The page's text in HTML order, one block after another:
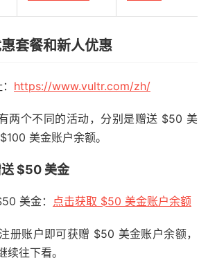
套餐和新人优惠
https://www.vultr.com/zh/
两个不同的活动，分别是赠送 $50 美
美金账户余额。
$50 美金
美金： 点击获取 $50 美金账户余额
册账户即可获赠 $50 美金账户余额，
往下看。